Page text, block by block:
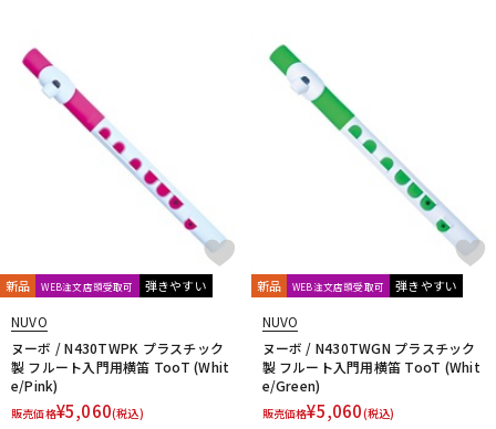
楽器アクセサリ
ヴィンテージ
新品 WEB注文店頭受取可 弾きやすい
NUVO
ヌーボ / N430TWPK プラスチック
製 フルート入門用横笛 TooT (Whit
e/Pink)
販売価格¥5,060(税込)
新品 WEB注文店頭受取可 弾きやすい
NUVO
ヌーボ / N430TWGN プラスチック
製 フルート入門用横笛 TooT (Whit
e/Green)
販売価格¥5,060(税込)